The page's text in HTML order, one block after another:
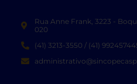
Rua Anne Frank, 3223 -
020
(41) 3213-3550 / (41)